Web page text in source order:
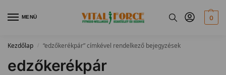
MENÜ 0
Kezdőlap / “edzőkerékpár” címkével rendelkező bejegyzések
edzőkerékpár